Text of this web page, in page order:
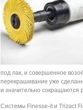
под лак, и совершенное
перекрашивание уже
и значительно сокращаются
Системы Finesse-it и Trizact